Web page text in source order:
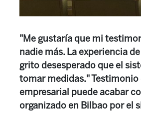
"Me gustaría que mi
nadie más. La experiencia
grito desesperado que el
tomar medidas." Testimonio
empresarial puede acabar
organizado en Bilbao por el